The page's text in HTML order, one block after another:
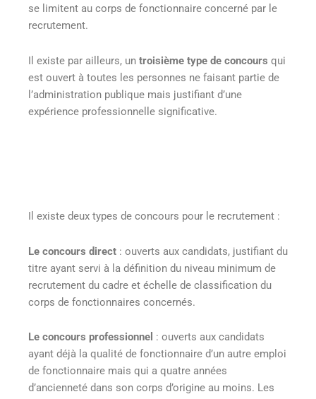
se limitent au corps de fonctionnaire concerné par le
recrutement.
Il existe par ailleurs, un troisième type de concours qui
est ouvert à toutes les personnes ne faisant partie de
l’administration publique mais justifiant d’une
expérience professionnelle significative.
Il existe deux types de concours pour le recrutement :
Le concours direct : ouverts aux candidats, justifiant du
titre ayant servi à la définition du niveau minimum de
recrutement du cadre et échelle de classification du
corps de fonctionnaires concernés.
Le concours professionnel : ouverts aux candidats
ayant déjà la qualité de fonctionnaire d’un autre emploi
de fonctionnaire mais qui a quatre années
d’ancienneté dans son corps d’origine au moins. Les